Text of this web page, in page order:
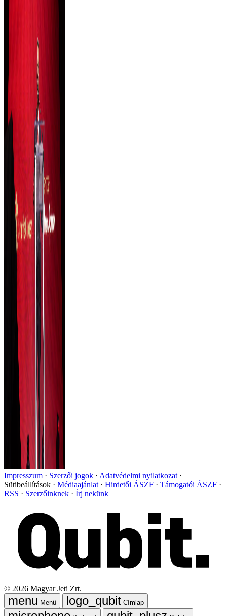
Impresszum Szerzői jogok
Adatvédelmi nyilatkozat
Sütibeállítások
Médiaajánlat Hirdetői ÁSZF
Támogatói ÁSZF
RSS
Szerzőinknek Írj nekünk
© 2026 Magyar Jeti Zrt.
Menü
Címlap